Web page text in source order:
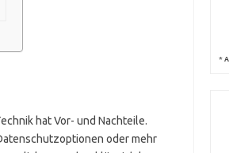
hat Vor- und Nachteile.
oder mehr
*